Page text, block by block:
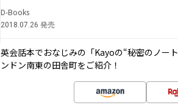
D-Books
2018.07.26 発売
英会話本でおなじみの「Kayoの“秘密のノー
ンドン南東の田舎町をご紹介！